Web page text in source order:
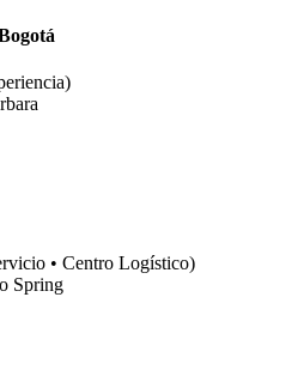
• Centro Logístico)
Spring